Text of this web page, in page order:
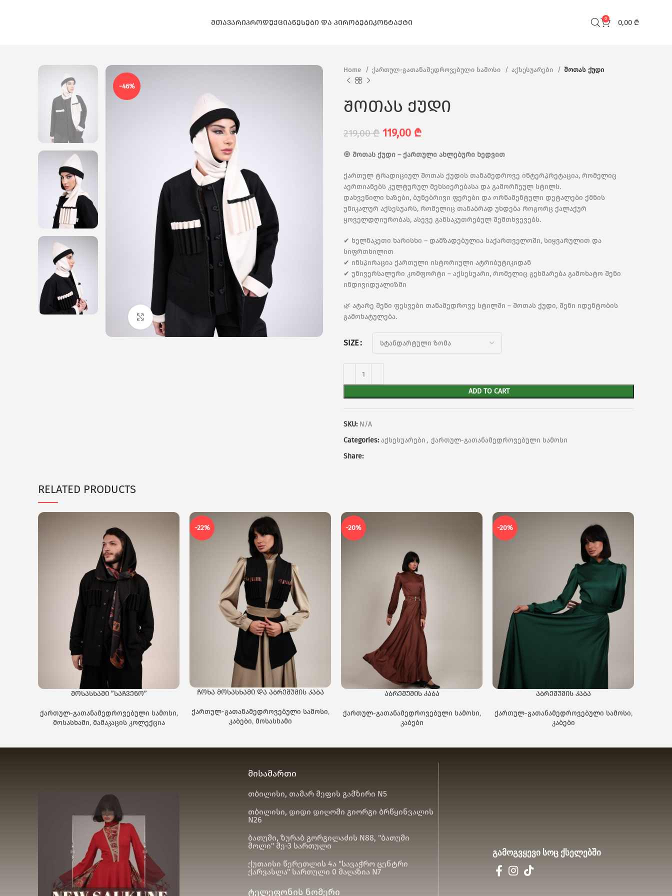
ᲛᲗᲐᲕᲐᲠᲘᲞᲠᲝᲓᲣᲥᲪᲘᲐᲬᲔᲡᲔᲑᲘ ᲓᲐ ᲞᲘᲠᲝᲑᲔᲑᲘᲙᲝᲜᲢᲐᲥᲢᲘ 0 0,00 ₾
-46%
Click to enlarge
Home ქართულ-გათანამედროვებული სამოსი აქსესუარები შოთას ქუდი
შოთას ქუდი
219,00₾ 119,00 ₾
🧿 შოთას ქუდი – ქართული ახლებური ხედვით
ქართულ ტრადიციულ შოთას ქუდის თანამედროვე ინტერპრეტაცია, რომელიც
აერთიანებს კულტურულ მეხსიერებასა და გამორჩეულ სტილს.
დახვეწილი ხაზები, ბუნებრივი ფერები და ორნამენტული დეტალები ქმნის
უნიკალურ აქსესუარს, რომელიც თანაბრად უხდება როგორც ქალაქურ
ყოველდღიურობას, ასევე განსაკუთრებულ შემთხვევებს.
✔ ხელნაკეთი ხარისხი – დამზადებულია საქართველოში, სიყვარულით და
სიფრთხილით
✔ ინსპირაცია ქართული ისტორიული ატრიბუტიკიდან
✔ უნივერსალური კომფორტი – აქსესუარი, რომელიც გეხმარება გამოხატო შენი
ინდივიდუალიზმი
🌿 ატარე შენი ფესვები თანამედროვე სტილში – შოთას ქუდი, შენი იდენტობის
გამოხატულება.
SIZE
ADD TO CART
SKU: N/A
Categories: აქსესუარები, ქართულ-გათანამედროვებული სამოსი
Share:
RELATED PRODUCTS
მოსასხამი ”საჩვენო”
ქართულ-გათანამედროვებული სამოსი,
მოსასხამი, მამაკაცის კოლექცია
-22%
ჩოხა მოსასხამი და აბრეშუმის კაბა
ქართულ-გათანამედროვებული სამოსი,
კაბები, მოსასხამი
-20%
აბრეშუმის კაბა
ქართულ-გათანამედროვებული სამოსი,
კაბები
-20%
აბრეშუმის კაბა
ქართულ-გათანამედროვებული სამოსი,
კაბები
მისამართი
თბილისი, თამარ მეფის გამზირი N5
თბილისი, დიდი დიღომი გიორგი ბრწყინვალის
N26
ბათუმი, ზურაბ გორგილაძის N88, "ბათუმი
მოლი" მე-3 სართული
ქუთაისი წერეთლის 4ა "სავაჭრო ცენტრი
ქარვასლა" სართული 0 მაღაზია N7
ტელეფონის ნომერი
გამოგვყევი სოც ქსელებში